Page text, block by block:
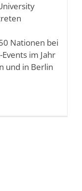
Nationen bei
im Jahr
und in Berlin